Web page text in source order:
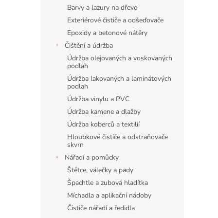
Barvy a lazury na dřevo
Exteriérové čističe a odšeďovače
Epoxidy a betonové nátěry
Čištění a údržba
Údržba olejovaných a voskovaných
podlah
Údržba lakovaných a laminátových
podlah
Údržba vinylu a PVC
Údržba kamene a dlažby
Údržba koberců a textilií
Hloubkové čističe a odstraňovače
skvrn
Nářadí a pomůcky
Štětce, válečky a pady
Špachtle a zubová hladítka
Míchadla a aplikační nádoby
Čističe nářadí a ředidla